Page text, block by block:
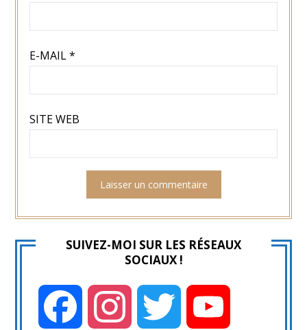
E-MAIL*
SITE WEB
SUIVEZ-MOI SUR LES RÉSEAUX
SOCIAUX !
Facebook Instagram Twitter